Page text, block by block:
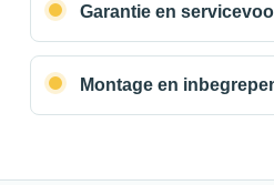
Garantie en
Montage en